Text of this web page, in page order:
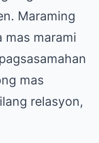
Maraming
mas marami
mas
relasyon,